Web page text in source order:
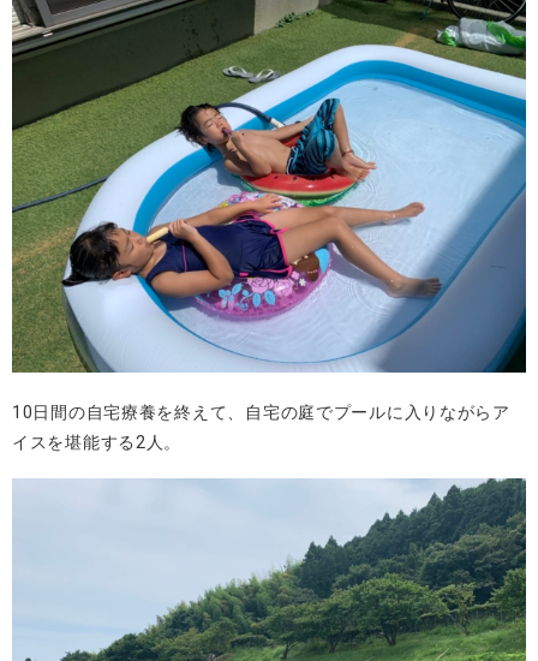
10日間の自宅療養を終えて、自宅の庭でプールに入りながらア
イスを堪能する2人。